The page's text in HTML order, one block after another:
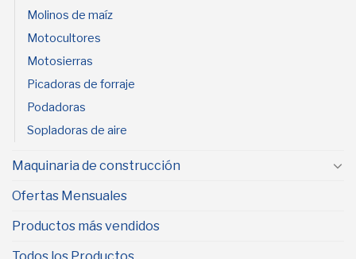
Molinos de maíz
Motocultores
Motosierras
Picadoras de forraje
Podadoras
Sopladoras de aire
Maquinaria de construcción
Ofertas Mensuales
Productos más vendidos